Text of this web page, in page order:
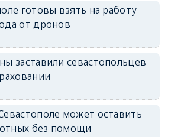
готовы взять на работу
от дронов
заставили севастопольцев
может оставить
без помощи